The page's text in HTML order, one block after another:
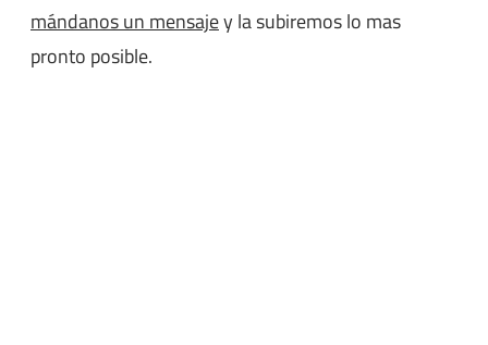
mándanos un mensajey la subiremos lo mas
pronto posible.